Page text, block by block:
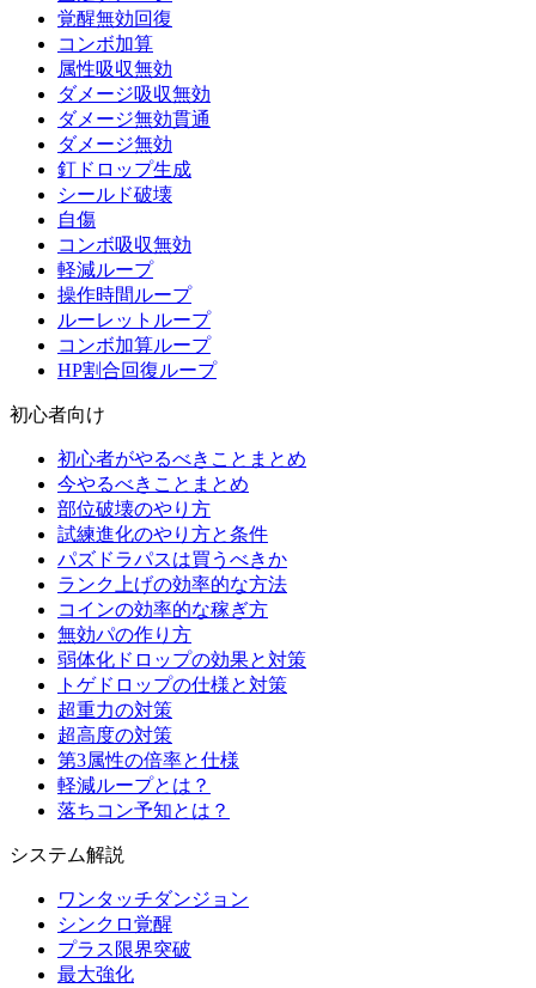
覚醒無効回復
コンボ加算
属性吸収無効
ダメージ吸収無効
ダメージ無効貫通
ダメージ無効
釘ドロップ生成
シールド破壊
自傷
コンボ吸収無効
軽減ループ
操作時間ループ
ルーレットループ
コンボ加算ループ
HP割合回復ループ
初心者向け
初心者がやるべきことまとめ
今やるべきことまとめ
部位破壊のやり方
試練進化のやり方と条件
パズドラパスは買うべきか
ランク上げの効率的な方法
コインの効率的な稼ぎ方
無効パの作り方
弱体化ドロップの効果と対策
トゲドロップの仕様と対策
超重力の対策
超高度の対策
第3属性の倍率と仕様
軽減ループとは？
落ちコン予知とは？
システム解説
ワンタッチダンジョン
シンクロ覚醒
プラス限界突破
最大強化